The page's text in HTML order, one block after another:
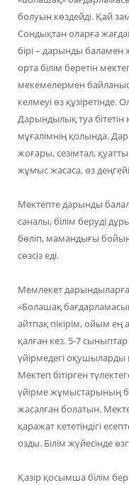
болуын көздейді. Қай
Сондықтан оларға
бірі – дарынды
орта білім беретін
мекемелермен
келмеуі өз
Дарындылық туа бітетін
мұғалімнің қолында.
жоғары, сезімтал,
жұмыс жасаса, өз
Мектепте дарынды
саналы, білім беруді
бөліп, мамандығы
сөзсіз еді.
Мемлекет
«Болашақ
айтпақ пікірім, ойым
қалған кез. 5-7
үйірмедегі оқушыларды
Мектеп бітірген
үйірме жұмыстарының
жасалған болатын.
қаражат кететіндігі
озды. Білім жүйесінде
Қазір қосымша білім